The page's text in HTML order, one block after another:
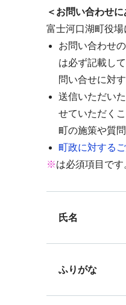
＜お問い合わせ
富士河口湖町役
お問い合わせ
は必ず記載し
問い合せに対
送信いただい
せていただく
町の施策や質
町政に対する
※は必須項目です
氏名
ふりがな